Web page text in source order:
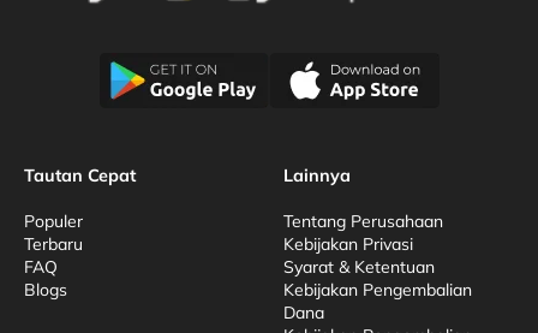
Tautan Cepat
Populer
Terbaru
FAQ
Blogs
Lainnya
Tentang Perusahaan
Kebijakan Privasi
Syarat & Ketentuan
Kebijakan Pengembalian
Dana